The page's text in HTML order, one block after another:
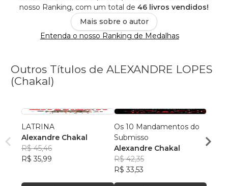
nosso Ranking, com um total de 46 livros vendidos!
Mais sobre o autor
Entenda o nosso Ranking de Medalhas
Outros Títulos de ALEXANDRE LOPES
(Chakal)
LATRINA
Alexandre Chakal
R$ 45,46
R$ 35,99
Os 10 Mandamentos do
Submisso
Alexandre Chakal
R$ 42,35
R$ 33,53
R$